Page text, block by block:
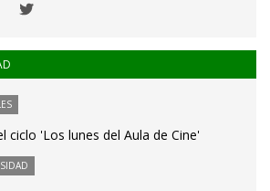
ciclo 'Los lunes del Aula de Cine'